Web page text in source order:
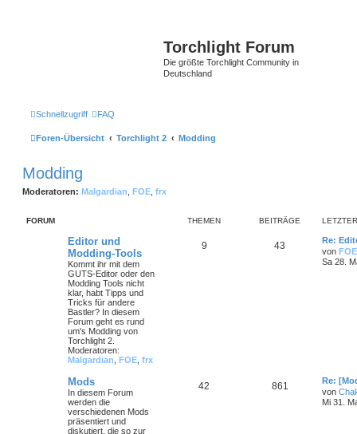
Torchlight Forum
Die größte Torchlight Community in
Deutschland
Schnellzugriff FAQ
Foren-Übersicht Torchlight 2 Modding
Modding
Moderatoren: Malgardian FOE frx
FORUM THEMEN BEITRÄGE
Editor und
Modding-Tools
Kommt ihr mit dem
GUTS-Editor oder den
Modding Tools nicht
klar, habt Tipps und
Tricks für andere
Bastler? In diesem
Forum geht es rund
um's Modding von
Torchlight 2.
Moderatoren:
Malgardian FOE frx
9 43
Re:
von FOE
Sa 28.
Mods
In diesem Forum
werden die
verschiedenen Mods
präsentiert und
diskutiert, die so zur
42 861
Re:
von
Mi 31.